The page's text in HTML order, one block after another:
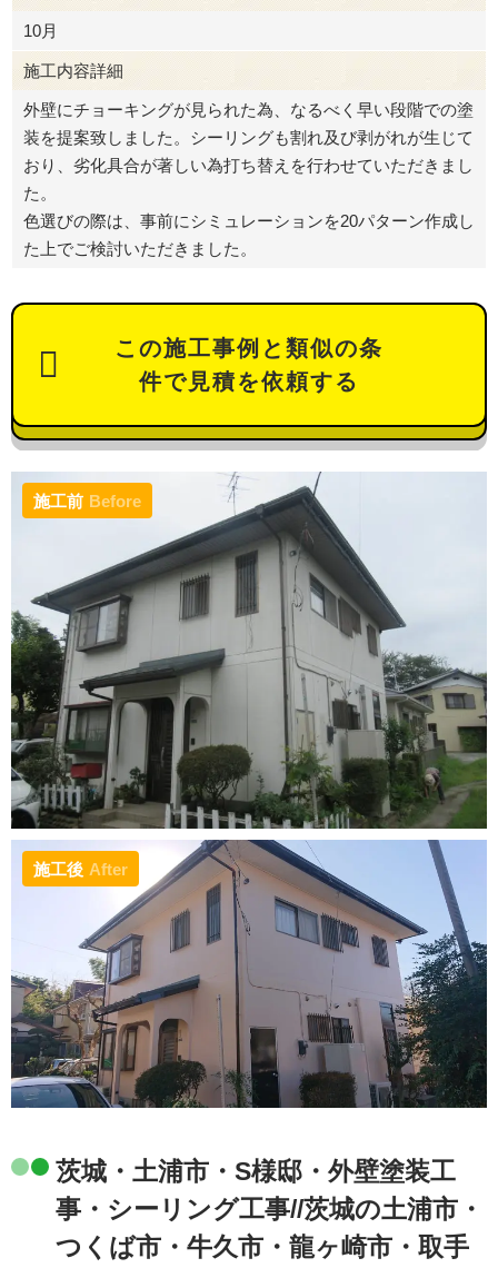
10月
施工内容詳細
外壁にチョーキングが見られた為、なるべく早い段階での塗
装を提案致しました。シーリングも割れ及び剥がれが生じて
おり、劣化具合が著しい為打ち替えを行わせていただきまし
た。
色選びの際は、事前にシミュレーションを20パターン作成し
た上でご検討いただきました。
この施工事例と類似の条
件で見積を依頼する
施工前 Before
施工後 After
茨城・土浦市・S様邸・外壁塗装工
事・シーリング工事//茨城の土浦市・
つくば市・牛久市・龍ヶ崎市・取手